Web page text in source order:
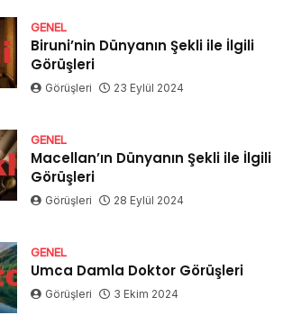
GENEL
Biruni’nin Dünyanın Şekli ile İlgili
Görüşleri
Görüşleri 23 Eylül 2024
GENEL
Macellan’ın Dünyanın Şekli ile İlgili
Görüşleri
Görüşleri 28 Eylül 2024
GENEL
Umca Damla Doktor Görüşleri
Görüşleri 3 Ekim 2024